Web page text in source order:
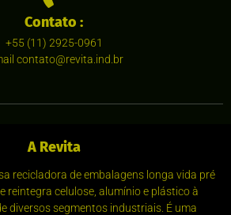
Contato :
+55 (11) 2925-0961
contato@revita.ind.br
A Revita
recicladora de embalagens longa vida pré
reintegra celulose, alumínio e plástico à
diversos segmentos industriais. É uma